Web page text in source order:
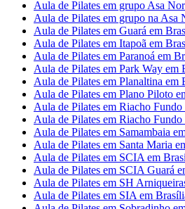
Aula de Pilates em grupo Asa
Aula de Pilates em grupo na Asa
Aula de Pilates em Guará em
Aula de Pilates em Itapoã em
Aula de Pilates em Paranoá em
Aula de Pilates em Park Way em
Aula de Pilates em Planaltina em
Aula de Pilates em Plano Piloto
Aula de Pilates em Riacho
Aula de Pilates em Riacho
Aula de Pilates em Samambaia
Aula de Pilates em Santa Maria
Aula de Pilates em SCIA em
Aula de Pilates em SCIA Guará
Aula de Pilates em SH
Aula de Pilates em SIA em